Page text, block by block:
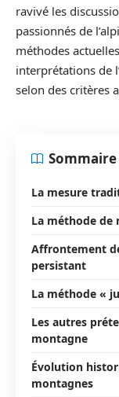
ravivé les
passionnés de
méthodes
interprétations de
selon des critères
Sommaire
La mesure
La méthode de
Affrontement
persistant
La méthode «
Les autres
montagne
Évolution
montagnes